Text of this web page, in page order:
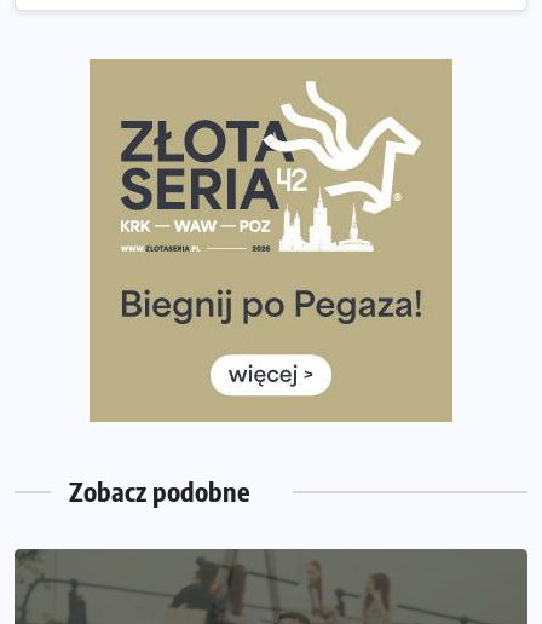
Rozbiegany Olsztyn szykuje się na weekend z
półmaratonem
Już w tę sobotę 35. Bieg Powstania Warszawskiego.
Wystartuje rekordowa liczba uczestników
35. Bieg Powstania Warszawskiego – praktyczny
Ile razy w tygodniu biegać? 3 treningi wystarczą? Jak
często biegać, żeby robić postępy
Już w ten weekend! Przed nami Nocny Portowy Maraton
i Półmaraton Szczeciński. Wszystko, co warto wiedzieć
Zobacz podobne